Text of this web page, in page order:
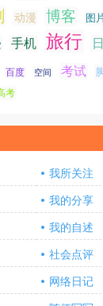
动漫 博客 图
手机 旅行
百度 空间 考试
考
我所关注
我的分享
我的自述
社会点评
网络日记